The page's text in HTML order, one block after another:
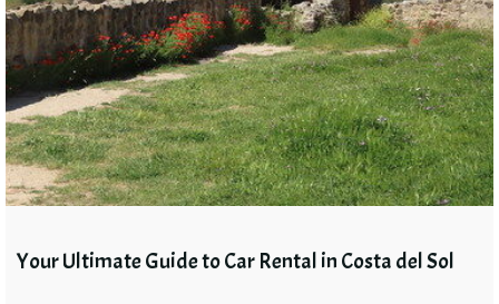
Your Ultimate Guide to Car Rental in Costa del Sol